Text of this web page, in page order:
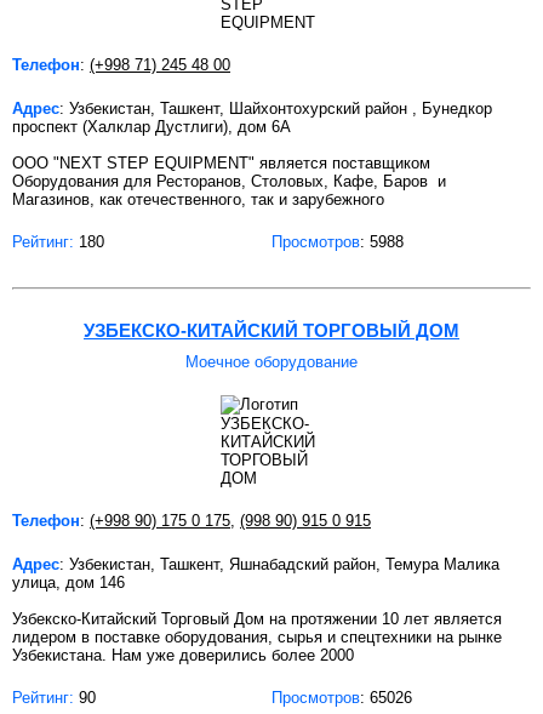
Телефон: (+998 71) 245 48 00
Адрес: Узбекистан, Ташкент, Шайхонтохурский район , Бунедкор
проспект (Халклар Дустлиги), дом 6А
ООО "NEXT STЕP EQUIPMENT" является поставщиком
Оборудования для Ресторанов, Столовых, Кафе, Баров и
Магазинов, как отечественного, так и зарубежного
Рейтинг: 180 Просмотров: 5988
УЗБЕКСКО-КИТАЙСКИЙ ТОРГОВЫЙ ДОМ
Моечное оборудование
Телефон: (+998 90) 175 0 175 (998 90) 915 0 915
Адрес: Узбекистан, Ташкент, Яшнабадский район, Темура Малика
улица, дом 146
Узбекско-Китайский Торговый Дом на протяжении 10 лет является
лидером в поставке оборудования, сырья и спецтехники на рынке
Узбекистана. Нам уже доверились более 2000
Рейтинг: 90 Просмотров: 65026